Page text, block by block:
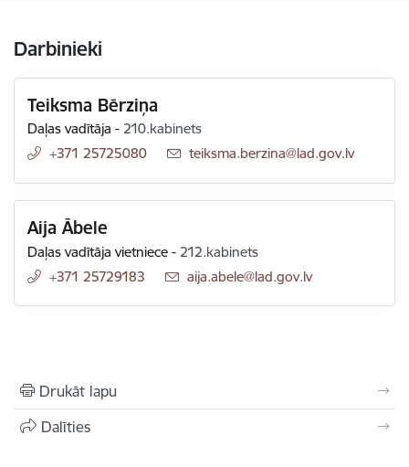
Darbinieki
Teiksma Bērziņa
Daļas vadītāja -210.kabinets
+371 25725080
E-pasts:
teiksma.berzina@lad.gov.lv
Aija Ābele
Daļas vadītāja vietniece -212.kabinets
+371 25729183
E-pasts:
aija.abele@lad.gov.lv
Drukāt lapu
Dalīties